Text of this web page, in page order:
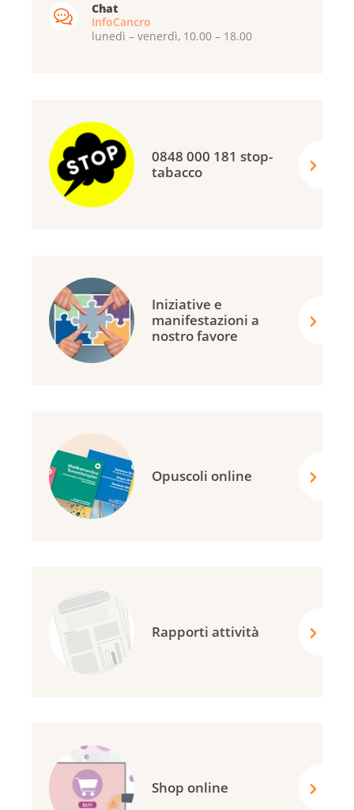
Chat
InfoCancro
lunedì – venerdì, 10.00 – 18.00
0848 000 181 stop-
tabacco
Iniziative e
manifestazioni a
nostro favore
Opuscoli online
Rapporti attività
Shop online